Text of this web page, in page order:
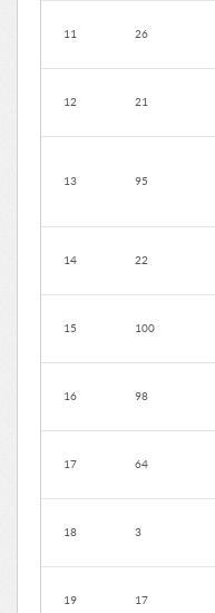
11 26
12 21
13 95
14 22
15 100
16 98
17 64
18 3
19 17